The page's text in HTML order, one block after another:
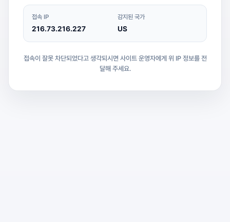
접속 IP
216.73.216.227
감지된 국가
US
접속이 잘못 차단되었다고 생각되시면 사이트 운영자에게 위 IP 정보를 전
달해 주세요.